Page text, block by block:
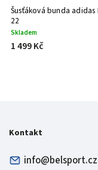
Šusťáková bunda adidas
22
Skladem
1 499 Kč
Kontakt
info@belsport.cz